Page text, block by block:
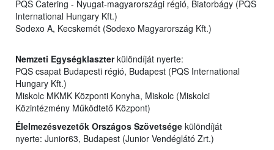
PQS Catering - Nyugat-magyarországi régió, Biatorbágy (PQS
International Hungary Kft.)
Sodexo A, Kecskemét (Sodexo Magyarország Kft.)
Nemzeti Egységklaszterkülöndíját nyerte:
PQS csapat Budapesti régió, Budapest (PQS International
Hungary Kft.)
Miskolc MKMK Központi Konyha, Miskolc (Miskolci
Közintézmény Működtető Központ)
Élelmezésvezetők Országos Szövetsége különdíját
nyerte: Junior63, Budapest (Junior Vendéglátó Zrt.)